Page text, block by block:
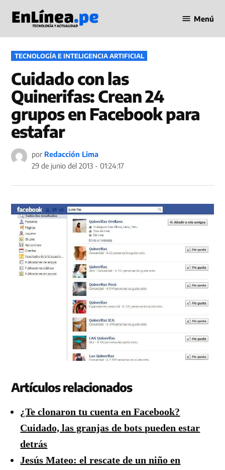
contenido
en Línea
Menú
PUBLICADO
EN
TECNOLOGÍA E INTELIGENCIA ARTIFICIAL
Cuidado con las
Quinerifas: Crean 24
grupos en Facebook para
estafar
por Redacción Lima
29 de junio del 2013 - 01:24:17
Artículos relacionados
¿Te clonaron tu cuenta en Facebook?
Cuidado, las granjas de bots pueden estar
detrás
Jesús Mateo: el rescate de un niño en